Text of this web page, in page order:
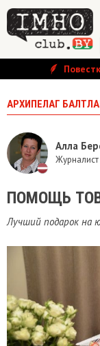
АРХИПЕЛАГ
Алла
Журналист
ПОМОЩЬ
Лучший подарок на